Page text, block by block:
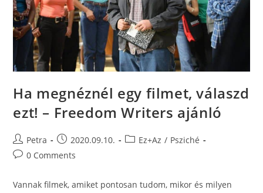
Ha megnéznél egy filmet, válaszd
ezt! – Freedom Writers ajánló
Petra 2020.09.10. Ez+Az / Psziché
0 Comments
Vannak filmek, amiket pontosan tudom, mikor és milyen